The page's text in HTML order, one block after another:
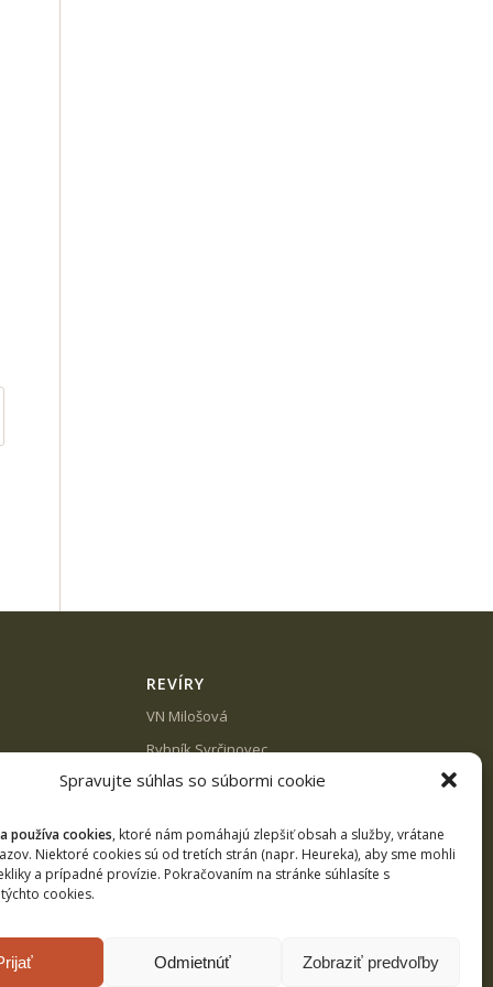
Spravujte súhlas so súbormi cookie
používa cookies, ktoré nám pomáhajú zlepšiť obsah a služby, vrátane
Niektoré cookies sú od tretích strán (napr. Heureka), aby sme mohli
a prípadné provízie. Pokračovaním na stránke súhlasíte s
cookies.
Odmietnúť Zobraziť predvoľby
(EÚ)
REVÍRY
VN Milošová
Rybník Svrčinovec
Rybník Čierne
Revíry pstruhové
Revíry lipňové